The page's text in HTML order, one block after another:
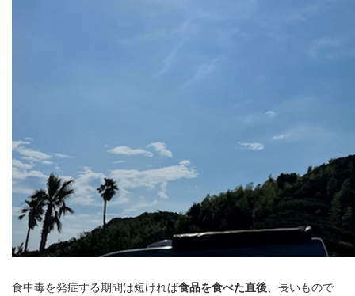
食中毒を発症する期間は短ければ食品を食べた直後、長いもので